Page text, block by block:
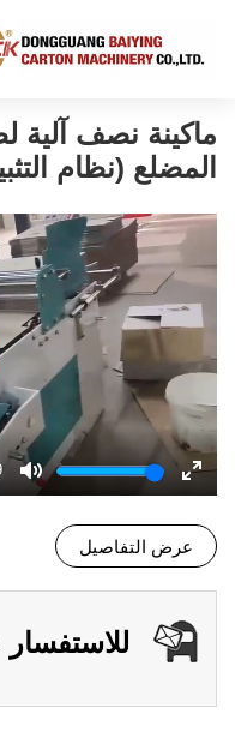
ماكينة نصف
المضلع (نظام
Mute
Enter
عرض التفاصيل